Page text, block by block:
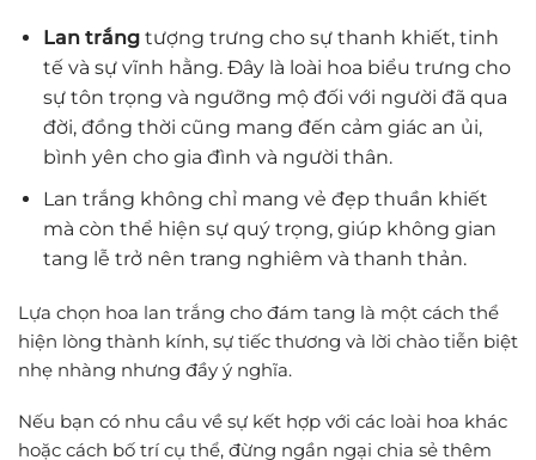
Lan trắngtượng trưng cho sự thanh khiết, tinh
tế và sự vĩnh hằng. Đây là loài hoa biểu trưng cho
sự tôn trọng và ngưỡng mộ đối với người đã qua
đời, đồng thời cũng mang đến cảm giác an ủi,
bình yên cho gia đình và người thân.
Lan trắng không chỉ mang vẻ đẹp thuần khiết
mà còn thể hiện sự quý trọng, giúp không gian
tang lễ trở nên trang nghiêm và thanh thản.
Lựa chọn hoa lan trắng cho đám tang là một cách thể
hiện lòng thành kính, sự tiếc thương và lời chào tiễn biệt
nhẹ nhàng nhưng đầy ý nghĩa.
Nếu bạn có nhu cầu về sự kết hợp với các loài hoa khác
hoặc cách bố trí cụ thể, đừng ngần ngại chia sẻ thêm